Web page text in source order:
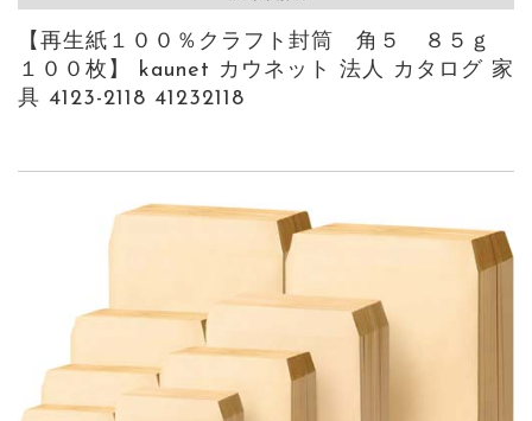
【再生紙１００％クラフト封筒 角５ ８５ｇ
１００枚】 kaunet カウネット 法人 カタログ 家
具 4123-2118 41232118